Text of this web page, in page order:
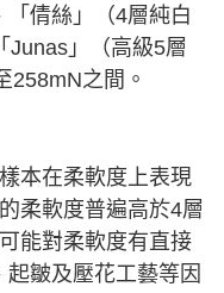
「倩絲」（4層純白
Junas」（高級5層
258mN之間。
本在柔軟度上表現
柔軟度普遍高於4層
能對柔軟度有直接
皺及壓花工藝等因